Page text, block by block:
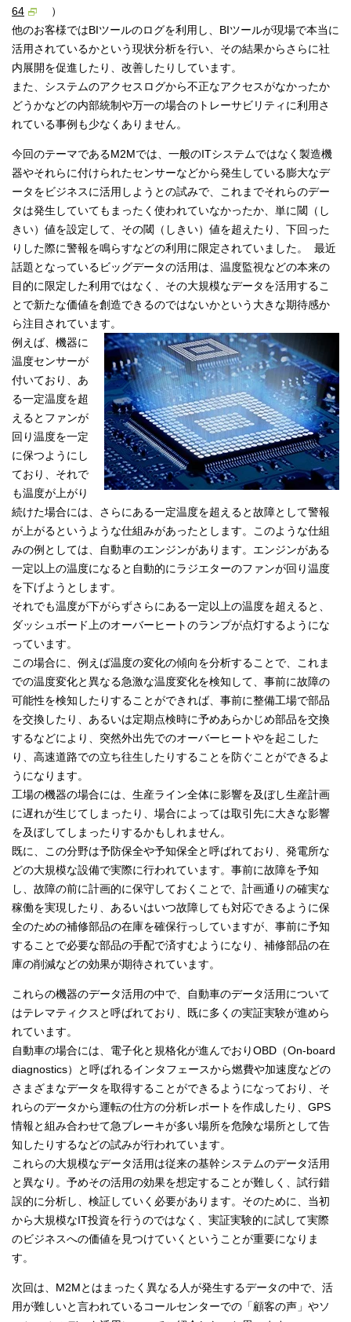
64
）
他のお客様ではBIツールのログを利用し、BIツールが現場で本当に
活用されているかという現状分析を行い、その結果からさらに社
内展開を促進したり、改善したりしています。
また、システムのアクセスログから不正なアクセスがなかったか
どうかなどの内部統制や万一の場合のトレーサビリティに利用さ
れている事例も少なくありません。
今回のテーマであるM2Mでは、一般のITシステムではなく製造機
器やそれらに付けられたセンサーなどから発生している膨大なデ
ータをビジネスに活用しようとの試みで、これまでそれらのデー
タは発生していてもまったく使われていなかったか、単に閾（し
きい）値を設定して、その閾（しきい）値を超えたり、下回った
りした際に警報を鳴らすなどの利用に限定されていました。 最近
話題となっているビッグデータの活用は、温度監視などの本来の
目的に限定した利用ではなく、その大規模なデータを活用するこ
とで新たな価値を創造できるのではないかという大きな期待感か
ら注目されています。
例えば、機器に
温度センサーが
付いており、あ
る一定温度を超
えるとファンが
回り温度を一定
に保つようにし
ており、それで
も温度が上がり
続けた場合には、さらにある一定温度を超えると故障として警報
が上がるというような仕組みがあったとします。このような仕組
みの例としては、自動車のエンジンがあります。 エンジンがある
一定以上の温度になると自動的にラジエターのファンが回り温度
を下げようとします。
それでも温度が下がらずさらにある一定以上の温度を超えると、
ダッシュボード上のオーバーヒートのランプが点灯するようにな
っています。
この場合に、例えば温度の変化の傾向を分析することで、これま
での温度変化と異なる急激な温度変化を検知して、事前に故障の
可能性を検知したりすることができれば、事前に整備工場で部品
を交換したり、あるいは定期点検時に予めあらかじめ部品を交換
するなどにより、突然外出先でのオーバーヒートやを起こした
り、高速道路での立ち往生したりすることを防ぐことができるよ
うになります。
工場の機器の場合には、生産ライン全体に影響を及ぼし生産計画
に遅れが生じてしまったり、場合によっては取引先に大きな影響
を及ぼしてしまったりするかもしれません。
既に、この分野は予防保全や予知保全と呼ばれており、発電所な
どの大規模な設備で実際に行われています。事前に故障を予知
し、故障の前に計画的に保守しておくことで、計画通りの確実な
稼働を実現したり、あるいはいつ故障しても対応できるように保
全のための補修部品の在庫を確保行っしていますが、事前に予知
することで必要な部品の手配で済すむようになり、補修部品の在
庫の削減などの効果が期待されています。
これらの機器のデータ活用の中で、自動車のデータ活用について
はテレマティクスと呼ばれており、既に多くの実証実験が進めら
れています。
自動車の場合には、電子化と規格化が進んでおりOBD（On-board
diagnostics）と呼ばれるインタフェースから燃費や加速度などの
さまざまなデータを取得することができるようになっており、そ
れらのデータから運転の仕方の分析レポートを作成したり、GPS
情報と組み合わせて急ブレーキが多い場所を危険な場所として告
知したりするなどの試みが行われています。
これらの大規模なデータ活用は従来の基幹システムのデータ活用
と異なり。予めその活用の効果を想定することが難しく、試行錯
誤的に分析し、検証していく必要があります。そのために、当初
から大規模なIT投資を行うのではなく、実証実験的に試して実際
のビジネスへの価値を見つけていくということが重要になりま
す。
次回は、M2Mとはまったく異なる人が発生するデータの中で、活
用が難しいと言われているコールセンターでの「顧客の声」やソ